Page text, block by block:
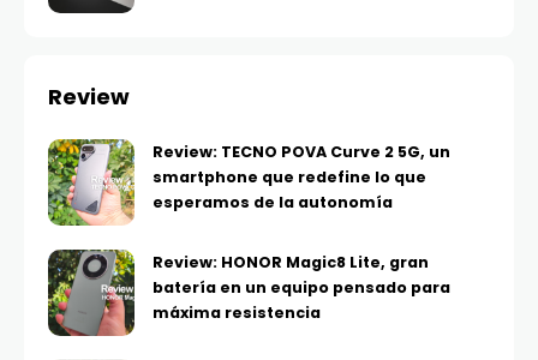
Review
Review: TECNO POVA Curve 2 5G, un
smartphone que redefine lo que
esperamos de la autonomía
Review: HONOR Magic8 Lite, gran
batería en un equipo pensado para
máxima resistencia